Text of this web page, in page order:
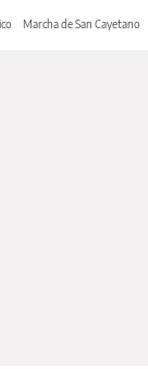
Marcha de San Cayetano